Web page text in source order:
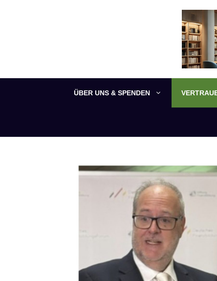
ÜBER UNS & SPENDEN